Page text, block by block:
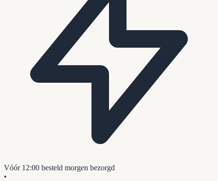
Vóór 12:00 besteld morgen bezorgd
•